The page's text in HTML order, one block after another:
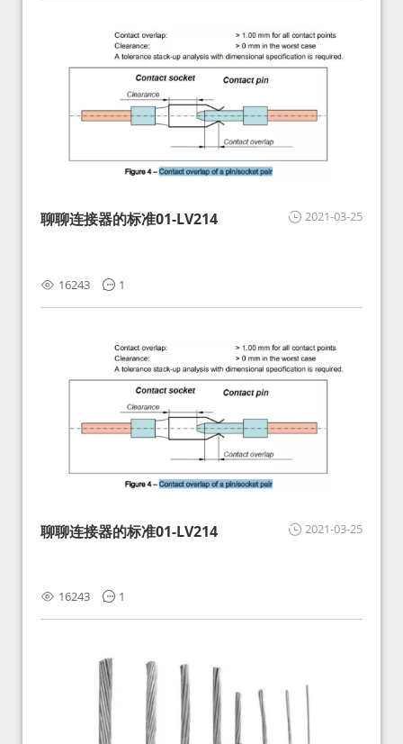
2021-03-25
聊聊连接器的标准01-LV214
16243 1
2021-03-25
聊聊连接器的标准01-LV214
16243 1